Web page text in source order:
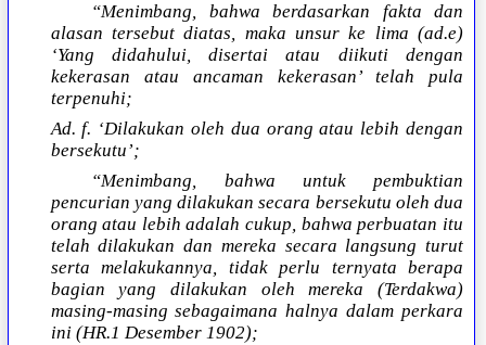
“Menimbang, bahwa berdasarkan fakta dan
alasan tersebut diatas, maka unsur ke lima (ad.e)
‘Yang didahului, disertai atau diikuti dengan
kekerasan atau ancaman kekerasan’ telah pula
terpenuhi;
Ad. f. ‘Dilakukan oleh dua orang atau lebih dengan
bersekutu’;
“Menimbang, bahwa untuk pembuktian
pencurian yang dilakukan secara bersekutu oleh dua
orang atau lebih adalah cukup, bahwa perbuatan itu
telah dilakukan dan mereka secara langsung turut
serta melakukannya, tidak perlu ternyata berapa
bagian yang dilakukan oleh mereka (Terdakwa)
masing-masing sebagaimana halnya dalam perkara
ini (HR.1 Desember 1902);